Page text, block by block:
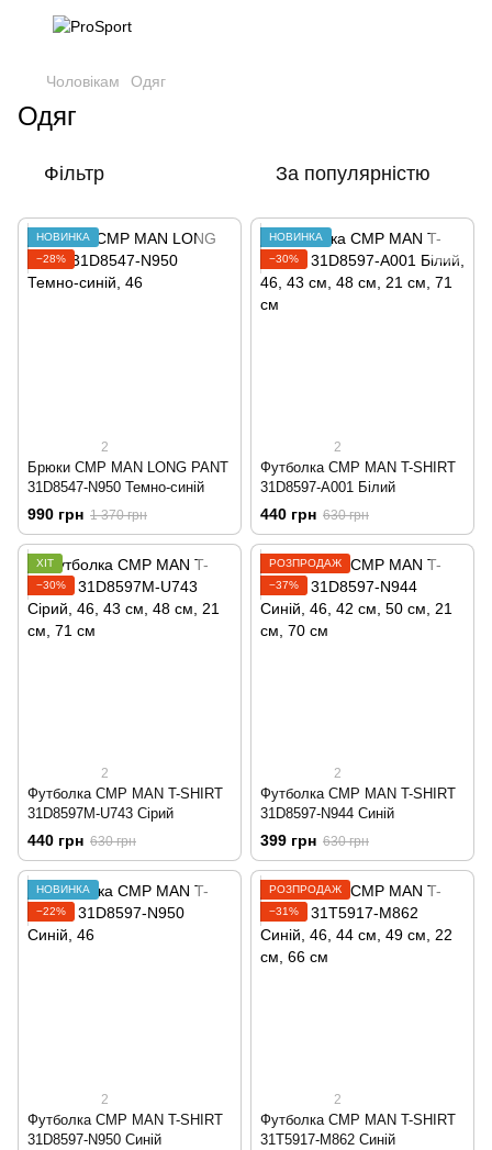
Чоловікам Одяг
Одяг
Фільтр За популярністю
НОВИНКА
−28%
2
Брюки CMP MAN LONG PANT
31D8547-N950 Темно-синій
990 грн 1 370 грн
НОВИНКА
−30%
2
Футболка CMP MAN T-SHIRT
31D8597-A001 Білий
440 грн 630 грн
ХІТ
−30%
2
Футболка CMP MAN T-SHIRT
31D8597M-U743 Сірий
440 грн 630 грн
РОЗПРОДАЖ
−37%
2
Футболка CMP MAN T-SHIRT
31D8597-N944 Синій
399 грн 630 грн
НОВИНКА
−22%
2
Футболка CMP MAN T-SHIRT
31D8597-N950 Синій
РОЗПРОДАЖ
−31%
2
Футболка CMP MAN T-SHIRT
31T5917-M862 Синій